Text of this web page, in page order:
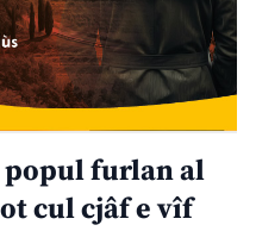
popul furlan al
cul cjâf e vîf